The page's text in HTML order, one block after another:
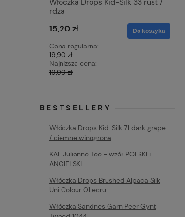
Włóczka Drops Kid-Silk 33 rust /
rdza
15,20 zł
Cena regularna:
19,90 zł
Najniższa cena:
19,90 zł
Do koszyka
BESTSELLERY
Włóczka Drops Kid-Silk 71 dark grape
/ ciemne winogrona
KAL Julienne Tee - wzór POLSKI i
ANGIELSKI
Włóczka Drops Brushed Alpaca Silk
Uni Colour 01 ecru
Włóczka Sandnes Garn Peer Gynt